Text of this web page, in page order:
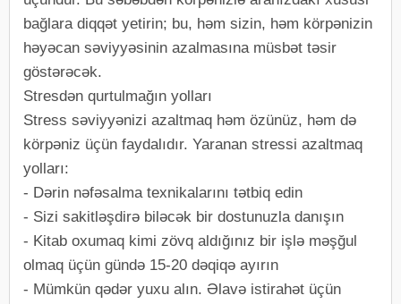
bağlara diqqət yetirin; bu, həm sizin, həm körpənizin
həyəcan səviyyəsinin azalmasına müsbət təsir
göstərəcək.
Stresdən qurtulmağın yolları
Stress səviyyənizi azaltmaq həm özünüz, həm də
körpəniz üçün faydalıdır. Yaranan stressi azaltmaq
yolları:
- Dərin nəfəsalma texnikalarını tətbiq edin
- Sizi sakitləşdirə biləcək bir dostunuzla danışın
- Kitab oxumaq kimi zövq aldığınız bir işlə məşğul
olmaq üçün gündə 15-20 dəqiqə ayırın
- Mümkün qədər yuxu alın. Əlavə istirahət üçün